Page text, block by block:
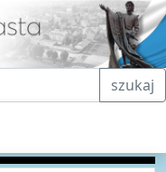
szukaj